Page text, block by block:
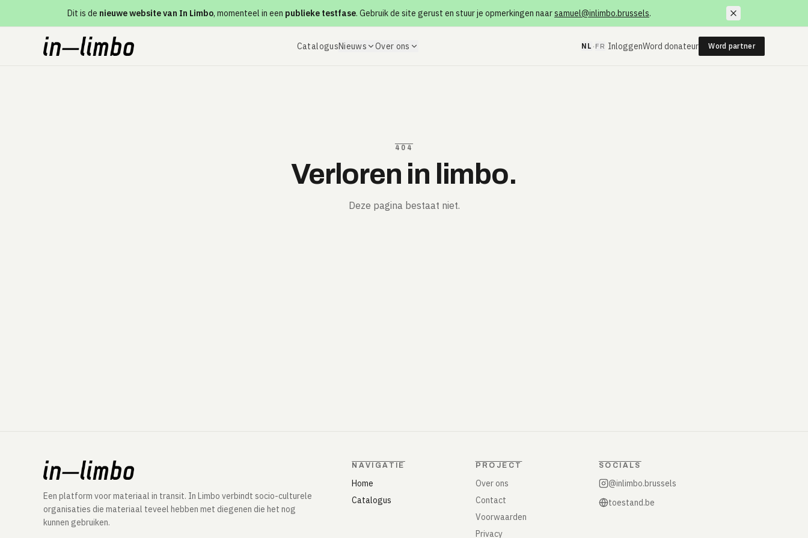
Dit is de nieuwe website van In Limbo, momenteel in een publieke testfase. Gebruik de site gerust en stuur je opmerkingen naarsamuel@inlimbo.brussels.
CatalogusNieuws Over ons NL · FR InloggenWord donateur Word partner
404
Verloren in limbo.
Deze pagina bestaat niet.
Een platform voor materiaal in transit. In Limbo verbindt socio-culturele
organisaties die materiaal teveel hebben met diegenen die het nog
kunnen gebruiken.
NAVIGATIE
Home
Catalogus
PROJECT
Over ons
Contact
Voorwaarden
Privacy
SOCIALS
@inlimbo.brussels
toestand.be